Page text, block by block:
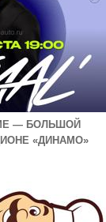
— БОЛЬШОЙ
«ДИНАМО»